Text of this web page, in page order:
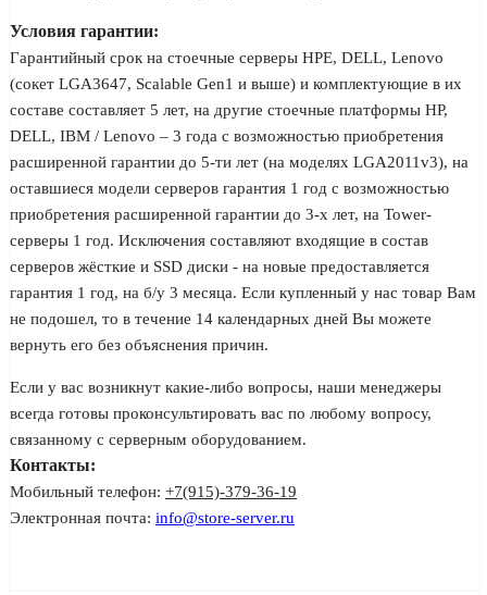
Условия гарантии:
Гарантийный срок на стоечные серверы HPE, DELL, Lenovo
(сокет LGA3647, Scalable Gen1 и выше) и комплектующие в их
составе составляет 5 лет, на другие стоечные платформы HP,
DELL, IBM / Lenovo – 3 года с возможностью приобретения
расширенной гарантии до 5-ти лет (на моделях LGA2011v3), на
оставшиеся модели серверов гарантия 1 год с возможностью
приобретения расширенной гарантии до 3-х лет, на Tower-
серверы 1 год. Исключения составляют входящие в состав
серверов жёсткие и SSD диски - на новые предоставляется
гарантия 1 год, на б/у 3 месяца. Если купленный у нас товар Вам
не подошел, то в течение 14 календарных дней Вы можете
вернуть его без объяснения причин.
Если у вас возникнут какие-либо вопросы, наши менеджеры
всегда готовы проконсультировать вас по любому вопросу,
связанному с серверным оборудованием.
Контакты:
Мобильный телефон: +7(915)-379-36-19
Электронная почта: info@store-server.ru